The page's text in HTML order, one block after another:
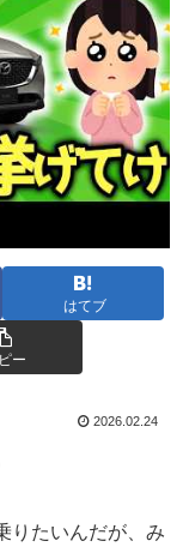
はてブ
ー
2026.02.24
りたいんだが、み